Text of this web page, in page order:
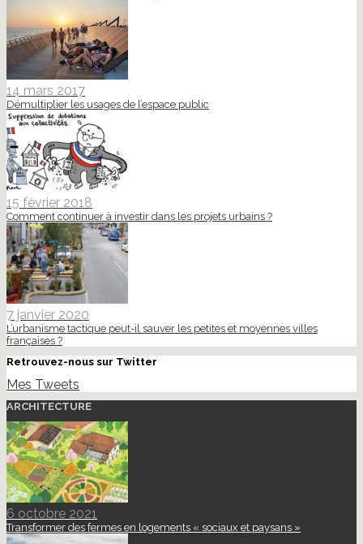
14 mars 2017
Démultiplier les usages de l’espace public
15 février 2018
Comment continuer à investir dans les projets urbains ?
7 janvier 2020
L’urbanisme tactique peut-il sauver les petites et moyennes villes
françaises ?
Retrouvez-nous sur Twitter
Mes Tweets
ARCHITECTURE
6 octobre 2021
Transformer des fermes en logements « sociaux et paysans »